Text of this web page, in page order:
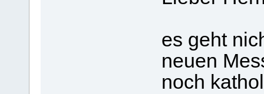
es geht
neuen
noch